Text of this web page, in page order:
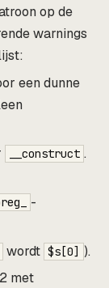
op de
warnings
een dunne
__construct .
-
wordt $s[0] ).
met